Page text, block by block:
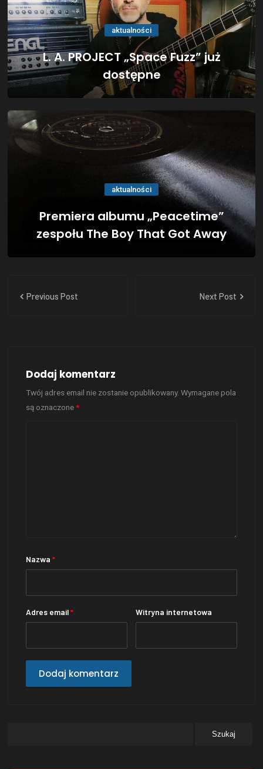
aktualności
L. A. PROJECT „Space Fuzz” już
dostępne
aktualności
Premiera albumu „Peacetime”
zespołu The Boy That Got Away
Previous Post Next Post
Dodaj komentarz
Twój adres email nie zostanie opublikowany. Wymagane pola
są oznaczone*
Nazwa*
Adres email* Witryna internetowa